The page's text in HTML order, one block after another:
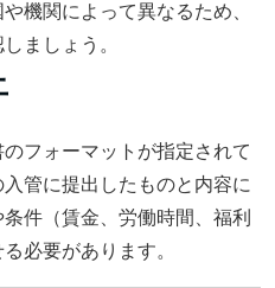
機関によって異なるため、
ましょう。
フォーマットが指定されて
管に提出したものと内容に
件（賃金、労働時間、福利
必要があります。